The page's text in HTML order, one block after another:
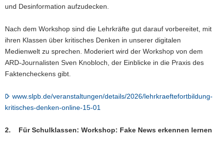
und Desinformation aufzudecken.
Nach dem Workshop sind die Lehrkräfte gut darauf vorbereitet, mit
ihren Klassen über kritisches Denken in unserer digitalen
Medienwelt zu sprechen. Moderiert wird der Workshop von dem
ARD-Journalisten Sven Knobloch, der Einblicke in die Praxis des
Faktencheckens gibt.
www.slpb.de/veranstaltungen/details/2026/lehrkraeftefortbildung-
kritisches-denken-online-15-01
2. Für Schulklassen: Workshop: Fake News erkennen lernen